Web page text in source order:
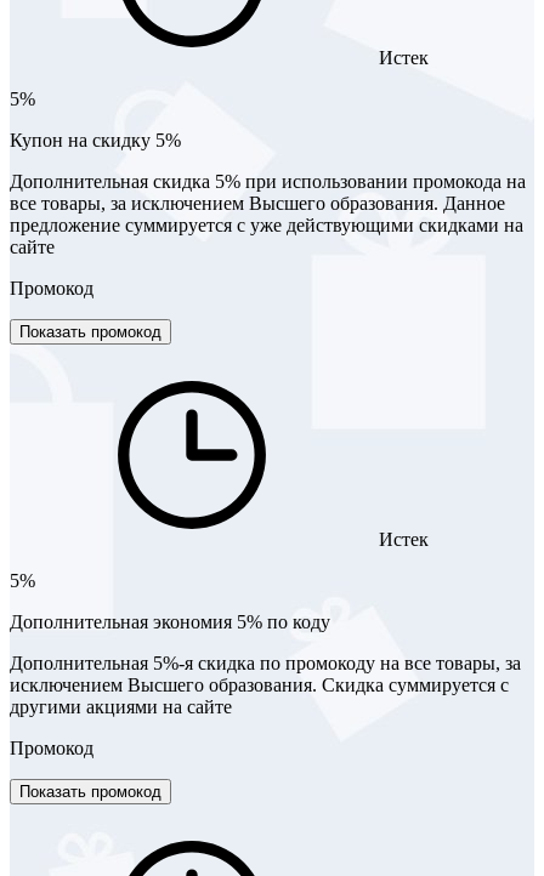
Истек
5%
Купон на скидку 5%
Дополнительная скидка 5% при использовании промокода на
все товары, за исключением Высшего образования. Данное
предложение суммируется с уже действующими скидками на
сайте
Промокод
Показать промокод
Истек
5%
Дополнительная экономия 5% по коду
Дополнительная 5%-я скидка по промокоду на все товары, за
исключением Высшего образования. Скидка суммируется с
другими акциями на сайте
Промокод
Показать промокод